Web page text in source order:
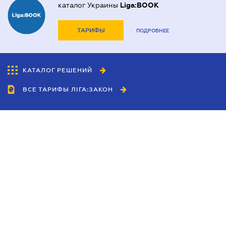
каталог Украины Liga:BOOK
ТАРИФЫ ПОДРОБНЕЕ
КАТАЛОГ РЕШЕНИЙ
ВСЕ ТАРИФЫ ЛІГА:ЗАКОН